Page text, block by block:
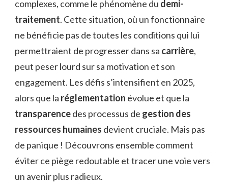
complexes, comme le phénomène du demi-
traitement. Cette situation, où un fonctionnaire
ne bénéficie pas de toutes les conditions qui lui
permettraient de progresser dans sa carrière,
peut peser lourd sur sa motivation et son
engagement. Les défis s’intensifient en 2025,
alors que la réglementation évolue et que la
transparencedes processus de gestion des
ressources humaines devient cruciale. Mais pas
de panique ! Découvrons ensemble comment
éviter ce piège redoutable et tracer une voie vers
un avenir plus radieux.